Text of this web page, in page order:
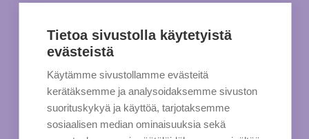
Tietoa sivustolla käytetyistä
evästeistä
Käytämme sivustollamme evästeitä
kerätäksemme ja analysoidaksemme sivuston
suorituskykyä ja käyttöä, tarjotaksemme
sosiaalisen median ominaisuuksia sekä